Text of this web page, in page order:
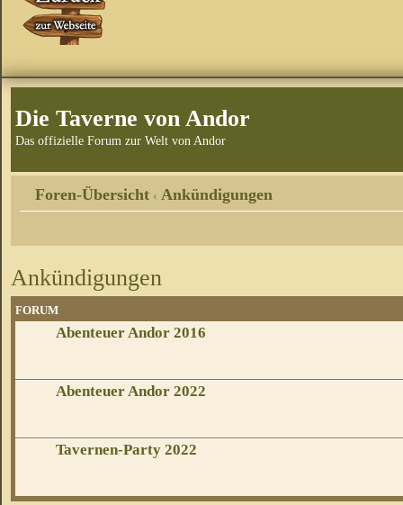
Die Taverne von Andor
Das offizielle Forum zur Welt von Andor
Foren-Übersicht ‹ Ankündigungen
Ankündigungen
FORUM
Abenteuer Andor 2016
Abenteuer Andor 2022
Tavernen-Party 2022